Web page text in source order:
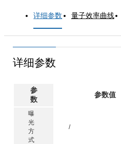
详细参数 量子效率曲线
详细参数
参
数
参数值
曝
光
方
式
/